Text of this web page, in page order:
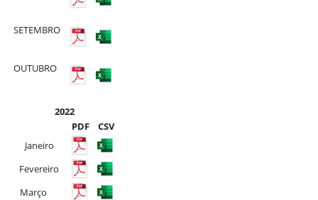
SETEMBRO
OUTUBRO
2022
PDF
CSV
Janeiro
Fevereiro
Março